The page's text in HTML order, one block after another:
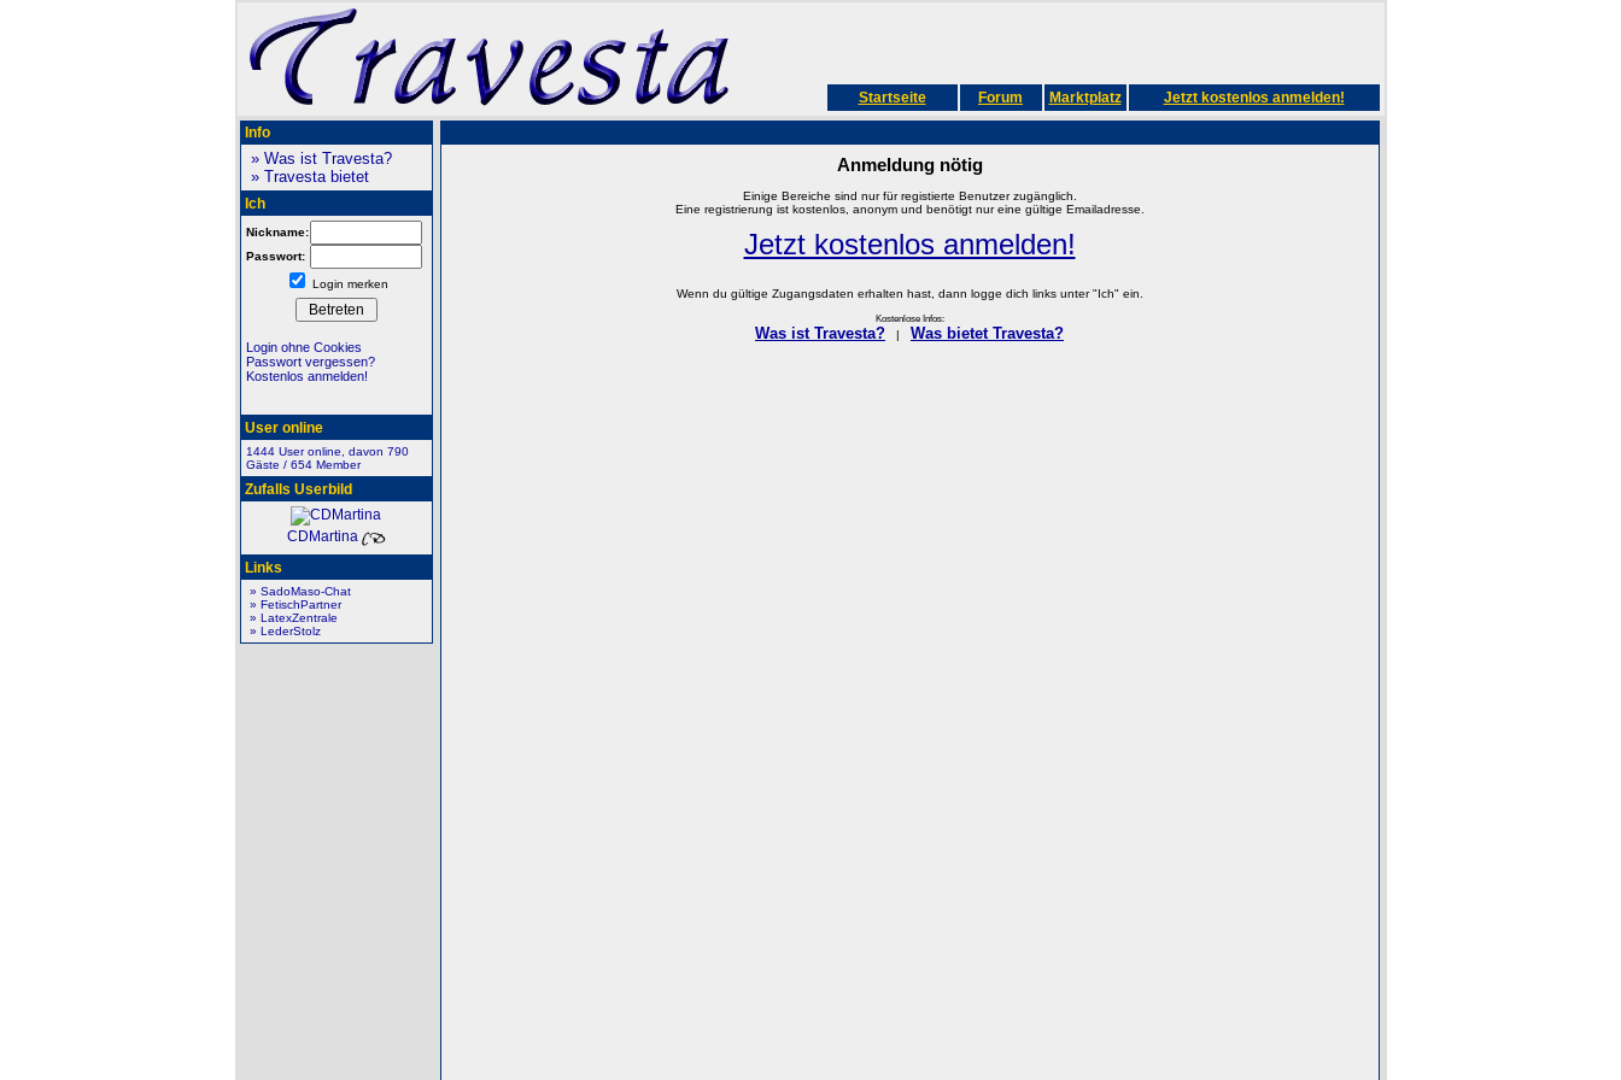
Startseite Forum Marktplatz Jetzt kostenlos anmelden!
Info
» Was ist Travesta?
» Travesta bietet
Ich
Nickname:
Passwort:
Login merken
Login ohne Cookies
Passwort vergessen?
Kostenlos anmelden!
User online
1444 User online, davon 790
Gäste / 654 Member
Zufalls Userbild
CDMartina
Links
» SadoMaso-Chat
» FetischPartner
» LatexZentrale
» LederStolz
Anmeldung nötig
Einige Bereiche sind nur für registierte Benutzer zugänglich.
Eine registrierung ist kostenlos, anonym und benötigt nur eine gültige Emailadresse.
Jetzt kostenlos anmelden!
Wenn du gültige Zugangsdaten erhalten hast, dann logge dich links unter "Ich" ein.
Kostenlose Infos:
Was ist Travesta? Was bietet Travesta?